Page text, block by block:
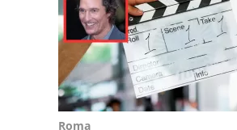
Roma